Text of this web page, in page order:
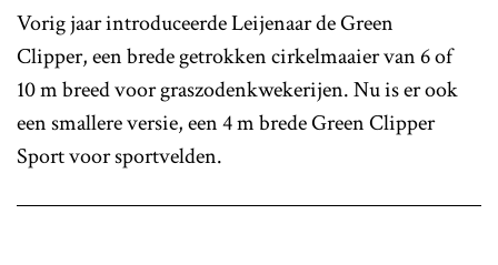
Vorig jaar introduceerde Leijenaar de Green
Clipper, een brede getrokken cirkelmaaier van 6 of
10 m breed voor graszodenkwekerijen. Nu is er ook
een smallere versie, een 4 m brede Green Clipper
Sport voor sportvelden.